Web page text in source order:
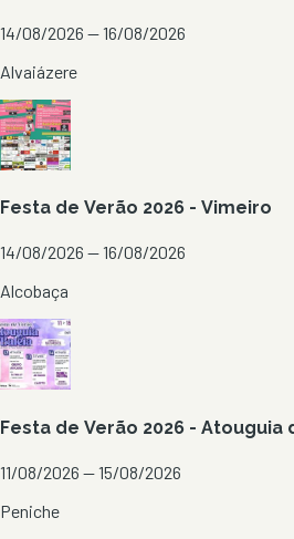
14/08/2026 — 16/08/2026
Alvaiázere
Festa de Verão 2026 - Vimeiro
14/08/2026 — 16/08/2026
Alcobaça
Festa de Verão 2026 - Atouguia
11/08/2026 — 15/08/2026
Peniche